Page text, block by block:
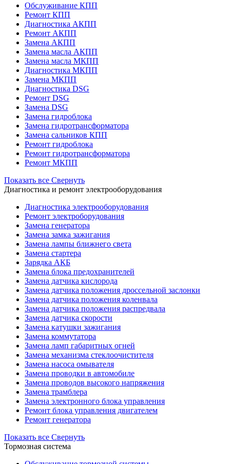
Обслуживание КПП
Ремонт КПП
Диагностика АКПП
Ремонт АКПП
Замена АКПП
Замена масла АКПП
Замена масла МКПП
Диагностика МКПП
Замена МКПП
Диагностика DSG
Ремонт DSG
Замена DSG
Замена гидроблока
Замена гидротрансформатора
Замена сальников КПП
Ремонт гидроблока
Ремонт гидротрансформатора
Ремонт МКПП
Показать все Свернуть
Диагностика и ремонт электрооборудования
Диагностика электрооборудования
Ремонт электроборудования
Замена генератора
Замена замка зажигания
Замена лампы ближнего света
Замена стартера
Зарядка АКБ
Замена блока предохранителей
Замена датчика кислорода
Замена датчика положения дроссельной заслонки
Замена датчика положения коленвала
Замена датчика положения распредвала
Замена датчика скорости
Замена катушки зажигания
Замена коммутатора
Замена ламп габаритных огней
Замена механизма стеклоочистителя
Замена насоса омывателя
Замена проводки в автомобиле
Замена проводов высокого напряжения
Замена трамблера
Замена электронного блока управления
Ремонт блока управления двигателем
Ремонт генератора
Показать все Свернуть
Тормозная система